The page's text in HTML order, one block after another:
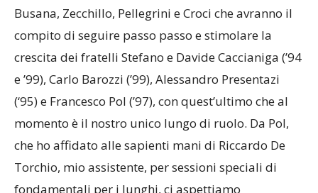
Busana, Zecchillo, Pellegrini e Croci che avranno il
compito di seguire passo passo e stimolare la
crescita dei fratelli Stefano e Davide Caccianiga (’94
e ’99), Carlo Barozzi (’99), Alessandro Presentazi
(‘95) e Francesco Pol (’97), con quest’ultimo che al
momento è il nostro unico lungo di ruolo. Da Pol,
che ho affidato alle sapienti mani di Riccardo De
Torchio, mio assistente, per sessioni speciali di
fondamentali per i lunghi, ci aspettiamo